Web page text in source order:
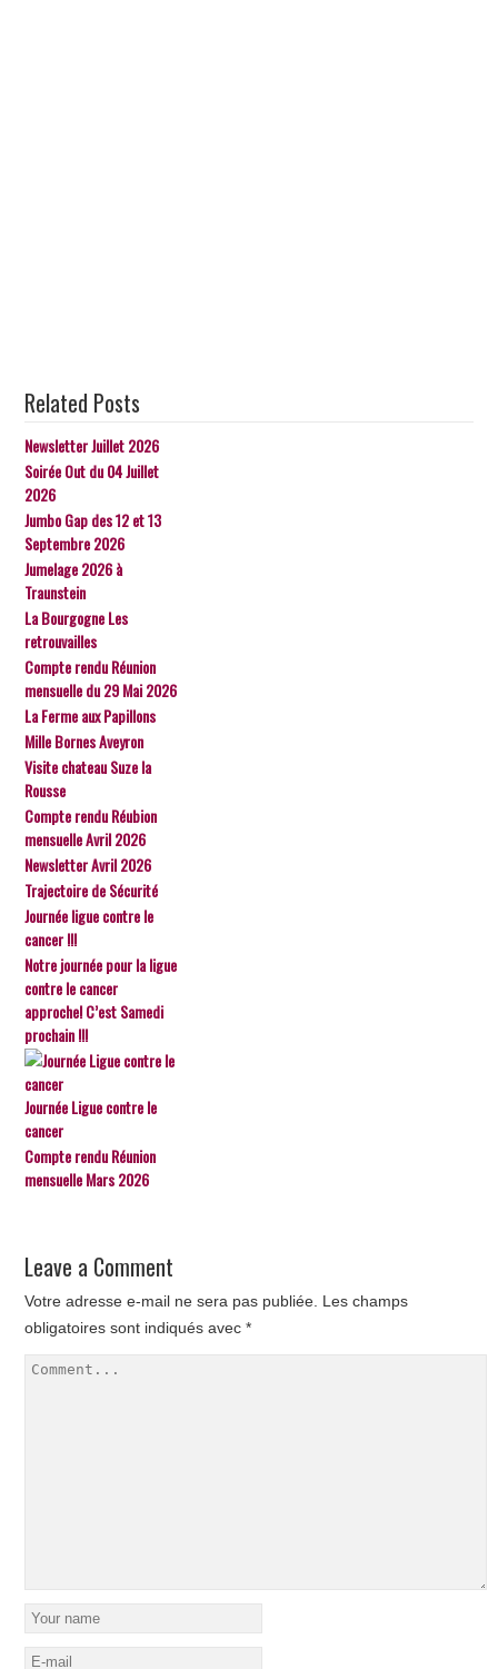
Related Posts
Newsletter Juillet 2026
Soirée Out du 04 Juillet
2026
Jumbo Gap des 12 et 13
Septembre 2026
Jumelage 2026 à
Traunstein
La Bourgogne Les
retrouvailles
Compte rendu Réunion
mensuelle du 29 Mai 2026
La Ferme aux Papillons
Mille Bornes Aveyron
Visite chateau Suze la
Rousse
Compte rendu Réubion
mensuelle Avril 2026
Newsletter Avril 2026
Trajectoire de Sécurité
Journée ligue contre le
cancer !!!
Notre journée pour la ligue
contre le cancer
approche! C’est Samedi
prochain !!!
Journée Ligue contre le
cancer
Compte rendu Réunion
mensuelle Mars 2026
Leave a Comment
Votre adresse e-mail ne sera pas publiée. Les champs
obligatoires sont indiqués avec*